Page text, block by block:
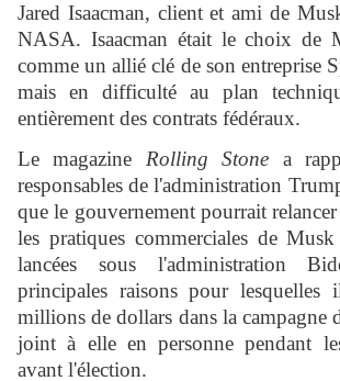
Jared Isaacman, client et ami de
NASA. Isaacman était le choix de
comme un allié clé de son entreprise
mais en difficulté au plan
entièrement des contrats fédéraux.
Le magazine Rolling Stone a
responsables de l'administration
que le gouvernement pourrait relancer
les pratiques commerciales de
lancées sous l'administration
principales raisons pour
millions de dollars dans la campagne
joint à elle en personne pendant
avant l'élection.